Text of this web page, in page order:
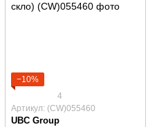
−10%
4
Артикул: (CW)055460
UBC Group